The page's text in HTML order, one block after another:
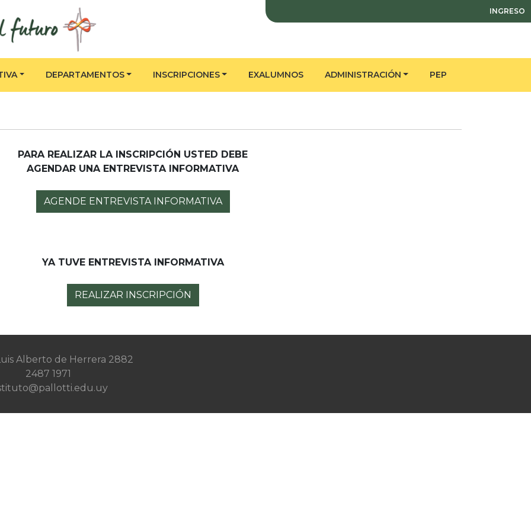
INGRESO
DEPARTAMENTOS INSCRIPCIONES EXALUMNOS ADMINISTRACIÓN PEP
PARA REALIZAR LA INSCRIPCIÓN USTED DEBE
AGENDAR UNA ENTREVISTA INFORMATIVA
AGENDE ENTREVISTA INFORMATIVA
YA TUVE ENTREVISTA INFORMATIVA
REALIZAR INSCRIPCIÓN
Alberto de Herrera 2882
2487 1971